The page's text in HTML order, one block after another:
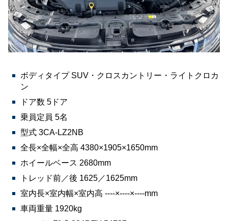
ボディタイプ SUV・クロスカントリー・ライトクロカ
ン
ドア数 5ドア
乗員定員 5名
型式 3CA-LZ2NB
全長×全幅×全高 4380×1905×1650mm
ホイールベース 2680mm
トレッド前／後 1625／1625mm
室内長×室内幅×室内高 ----×----×----mm
車両重量 1920kg